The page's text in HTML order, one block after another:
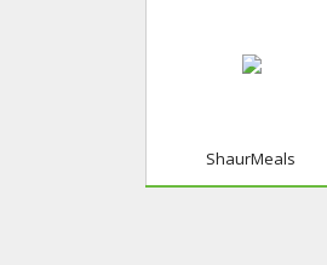
ShaurMeals